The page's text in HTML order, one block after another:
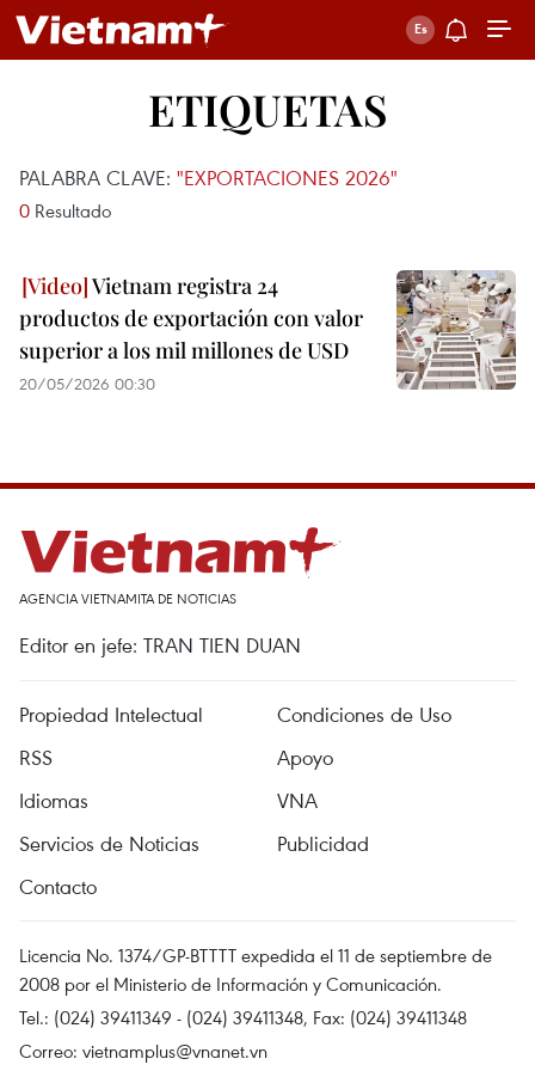
ETIQUETAS
PALABRA CLAVE: "EXPORTACIONES 2026"
0 Resultado
Vietnam registra 24
productos de exportación con valor
superior a los mil millones de USD
20/05/2026 00:30
AGENCIA VIETNAMITA DE NOTICIAS
Editor en jefe: TRAN TIEN DUAN
Propiedad Intelectual
Condiciones de Uso
RSS
Apoyo
Idiomas
VNA
Servicios de Noticias
Publicidad
Contacto
Licencia No. 1374/GP-BTTTT expedida el 11 de septiembre de
2008 por el Ministerio de Información y Comunicación.
Tel.: (024) 39411349 - (024) 39411348, Fax: (024) 39411348
Correo: vietnamplus@vnanet.vn